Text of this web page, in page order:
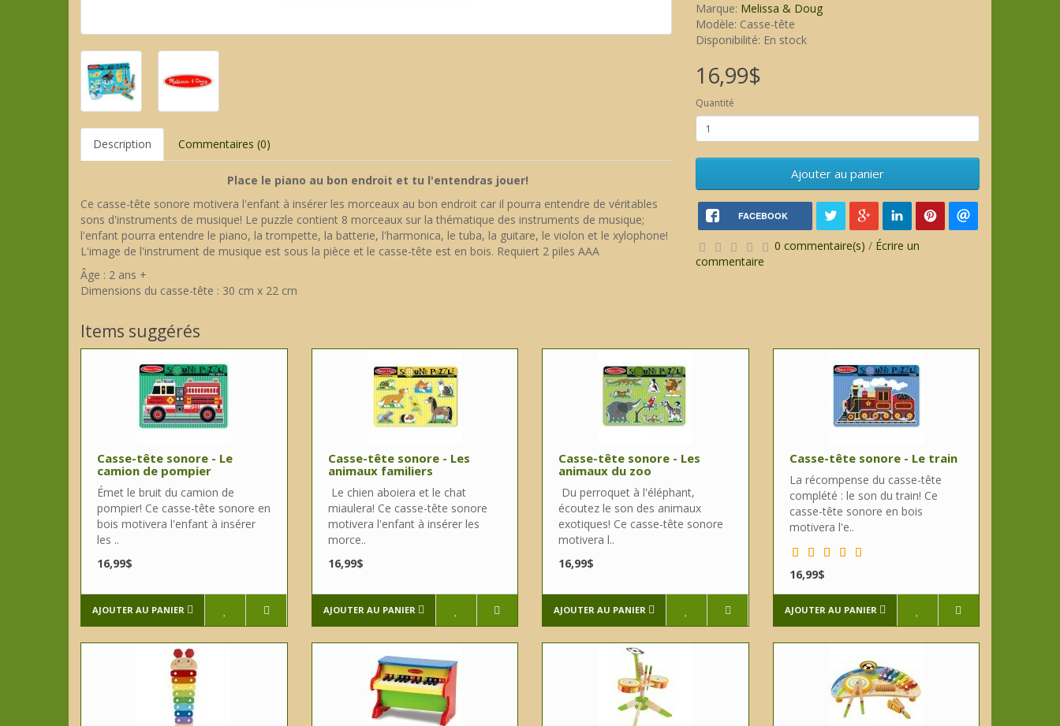
Description Commentaires (0)
Place le piano au bon endroit et tu l'entendras jouer!
Ce casse-tête sonore motivera l'enfant à insérer les morceaux au bon endroit car il pourra entendre de véritables
sons d'instruments de musique! Le puzzle contient 8 morceaux sur la thématique des instruments de musique;
l'enfant pourra entendre le piano, la trompette, la batterie, l'harmonica, le tuba, la guitare, le violon et le xylophone!
L'image de l'instrument de musique est sous la pièce et le casse-tête est en bois. Requiert 2 piles AAA
Âge : 2 ans +
Dimensions du casse-tête : 30 cm x 22 cm
Marque: Melissa & Doug
Modèle: Casse-tête
Disponibilité: En stock
16,99$
Quantité
Ajouter au panier
FACEBOOK
0 commentaire(s) / Écrire un
commentaire
Items suggérés
Casse-tête sonore - Le
camion de pompier
Émet le bruit du camion de
pompier! Ce casse-tête sonore en
bois motivera l'enfant à insérer
les ..
16,99$
AJOUTER AU PANIER
Casse-tête sonore - Les
animaux familiers
Le chien aboiera et le chat
miaulera! Ce casse-tête sonore
motivera l'enfant à insérer les
morce..
16,99$
AJOUTER AU PANIER
Casse-tête sonore - Les
animaux du zoo
Du perroquet à l'éléphant,
écoutez le son des animaux
exotiques! Ce casse-tête sonore
motivera l..
16,99$
AJOUTER AU PANIER
Casse-tête sonore - Le train
La récompense du casse-tête
complété : le son du train! Ce
casse-tête sonore en bois
motivera l'e..
16,99$
AJOUTER AU PANIER